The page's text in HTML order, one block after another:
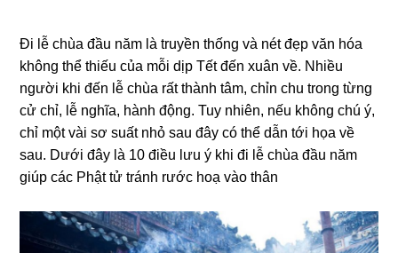
Đi lễ chùa đầu năm là truyền thống và nét đẹp văn hóa
không thể thiếu của mỗi dịp Tết đến xuân về. Nhiều
người khi đến lễ chùa rất thành tâm, chỉn chu trong từng
cử chỉ, lễ nghĩa, hành động. Tuy nhiên, nếu không chú ý,
chỉ một vài sơ suất nhỏ sau đây có thể dẫn tới họa về
sau. Dưới đây là 10 điều lưu ý khi đi lễ chùa đầu năm
giúp các Phật tử tránh rước hoạ vào thân